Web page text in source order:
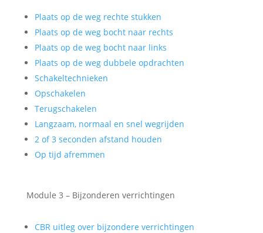
Plaats op de weg rechte stukken
Plaats op de weg bocht naar rechts
Plaats op de weg bocht naar links
Plaats op de weg dubbele opdrachten
Schakeltechnieken
Opschakelen
Terugschakelen
Langzaam, normaal en snel wegrijden
2 of 3 seconden afstand houden
Op tijd afremmen
Module 3 – Bijzonderen verrichtingen
CBR uitleg over bijzondere verrichtingen